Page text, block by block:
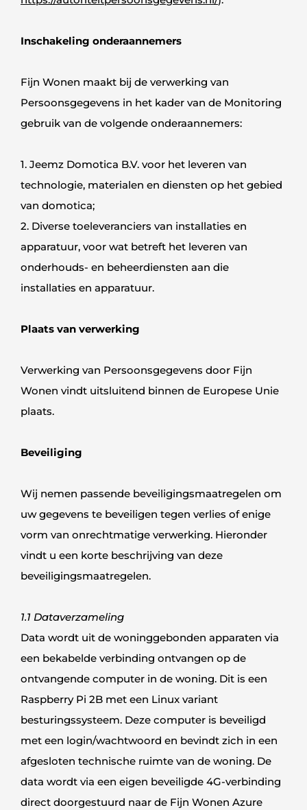
Inschakeling onderaannemers
Fijn Wonen maakt bij de verwerking van
Persoonsgegevens in het kader van de Monitoring
gebruik van de volgende onderaannemers:
1. Jeemz Domotica B.V. voor het leveren van
technologie, materialen en diensten op het gebied
van domotica;
2. Diverse toeleveranciers van installaties en
apparatuur, voor wat betreft het leveren van
onderhouds- en beheerdiensten aan die
installaties en apparatuur.
Plaats van verwerking
Verwerking van Persoonsgegevens door Fijn
Wonen vindt uitsluitend binnen de Europese Unie
plaats.
Beveiliging
Wij nemen passende beveiligingsmaatregelen om
uw gegevens te beveiligen tegen verlies of enige
vorm van onrechtmatige verwerking. Hieronder
vindt u een korte beschrijving van deze
beveiligingsmaatregelen.
1.1 Dataverzameling
Data wordt uit de woninggebonden apparaten via
een bekabelde verbinding ontvangen op de
ontvangende computer in de woning. Dit is een
Raspberry Pi 2B met een Linux variant
besturingssysteem. Deze computer is beveiligd
met een login/wachtwoord en bevindt zich in een
afgesloten technische ruimte van de woning. De
data wordt via een eigen beveiligde 4G-verbinding
direct doorgestuurd naar de Fijn Wonen Azure